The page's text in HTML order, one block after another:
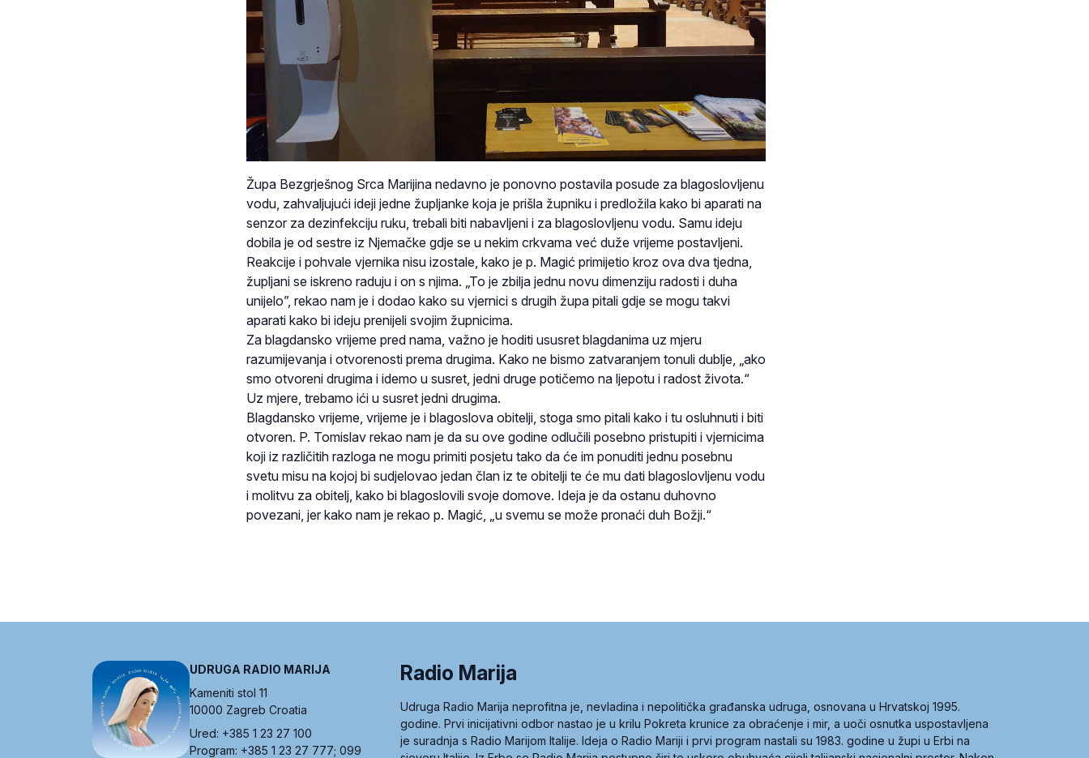
Župa Bezgrješnog Srca Marijina nedavno je ponovno postavila posude za blagoslovljenu
vodu, zahvaljujući ideji jedne župljanke koja je prišla župniku i predložila kako bi aparati na
senzor za dezinfekciju ruku, trebali biti nabavljeni i za blagoslovljenu vodu. Samu ideju
dobila je od sestre iz Njemačke gdje se u nekim crkvama već duže vrijeme postavljeni.
Reakcije i pohvale vjernika nisu izostale, kako je p. Magić primijetio kroz ova dva tjedna,
župljani se iskreno raduju i on s njima. „To je zbilja jednu novu dimenziju radosti i duha
unijelo”, rekao nam je i dodao kako su vjernici s drugih župa pitali gdje se mogu takvi
aparati kako bi ideju prenijeli svojim župnicima.
Za blagdansko vrijeme pred nama, važno je hoditi ususret blagdanima uz mjeru
razumijevanja i otvorenosti prema drugima. Kako ne bismo zatvaranjem tonuli dublje, „ako
smo otvoreni drugima i idemo u susret, jedni druge potičemo na ljepotu i radost života.“
Uz mjere, trebamo ići u susret jedni drugima.
Blagdansko vrijeme, vrijeme je i blagoslova obitelji, stoga smo pitali kako i tu osluhnuti i biti
otvoren. P. Tomislav rekao nam je da su ove godine odlučili posebno pristupiti i vjernicima
koji iz različitih razloga ne mogu primiti posjetu tako da će im ponuditi jednu posebnu
svetu misu na kojoj bi sudjelovao jedan član iz te obitelji te će mu dati blagoslovljenu vodu
i molitvu za obitelj, kako bi blagoslovili svoje domove. Ideja je da ostanu duhovno
povezani, jer kako nam je rekao p. Magić, „u svemu se može pronaći duh Božji.“
UDRUGA RADIO MARIJA
Kameniti stol 11
10000 Zagreb Croatia
Ured: +385 1 23 27 100
Program: +385 1 23 27 777; 099
Radio Marija
Udruga Radio Marija neprofitna je, nevladina i nepolitička građanska udruga, osnovana u Hrvatskoj 1995.
godine. Prvi inicijativni odbor nastao je u krilu Pokreta krunice za obraćenje i mir, a uoči osnutka uspostavljena
je suradnja s Radio Marijom Italije. Ideja o Radio Mariji i prvi program nastali su 1983. godine u župi u Erbi na